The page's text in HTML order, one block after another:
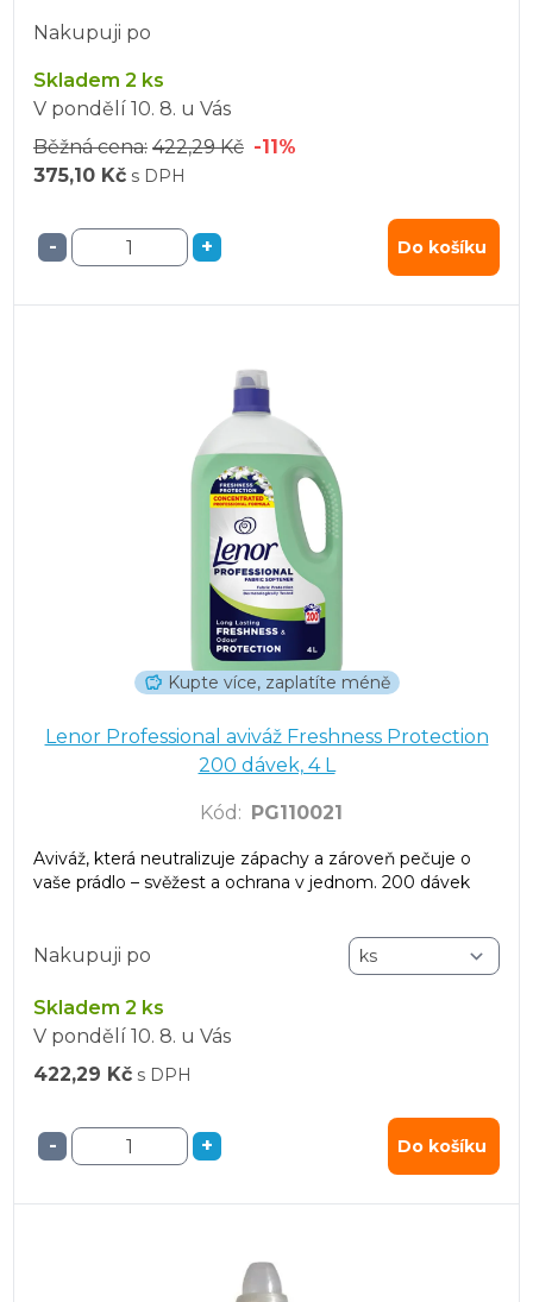
Nakupuji po
Skladem 2 ks
V pondělí 10. 8. u Vás
Běžná cena: 422,29 Kč -11%
375,10 Kč s DPH
- + Do košíku
Kupte více, zaplatíte méně
Lenor Professional aviváž Freshness Protection
200 dávek, 4 L
Kód : PG110021
Aviváž, která neutralizuje zápachy a zároveň pečuje o
vaše prádlo – svěžest a ochrana v jednom. 200 dávek
Nakupuji po
Skladem 2 ks
V pondělí 10. 8. u Vás
422,29 Kč s DPH
- + Do košíku